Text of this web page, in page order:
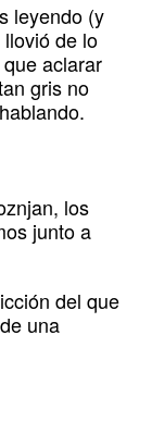
leyendo (y
de lo
aclarar
gris no
los
junto a
del que
una